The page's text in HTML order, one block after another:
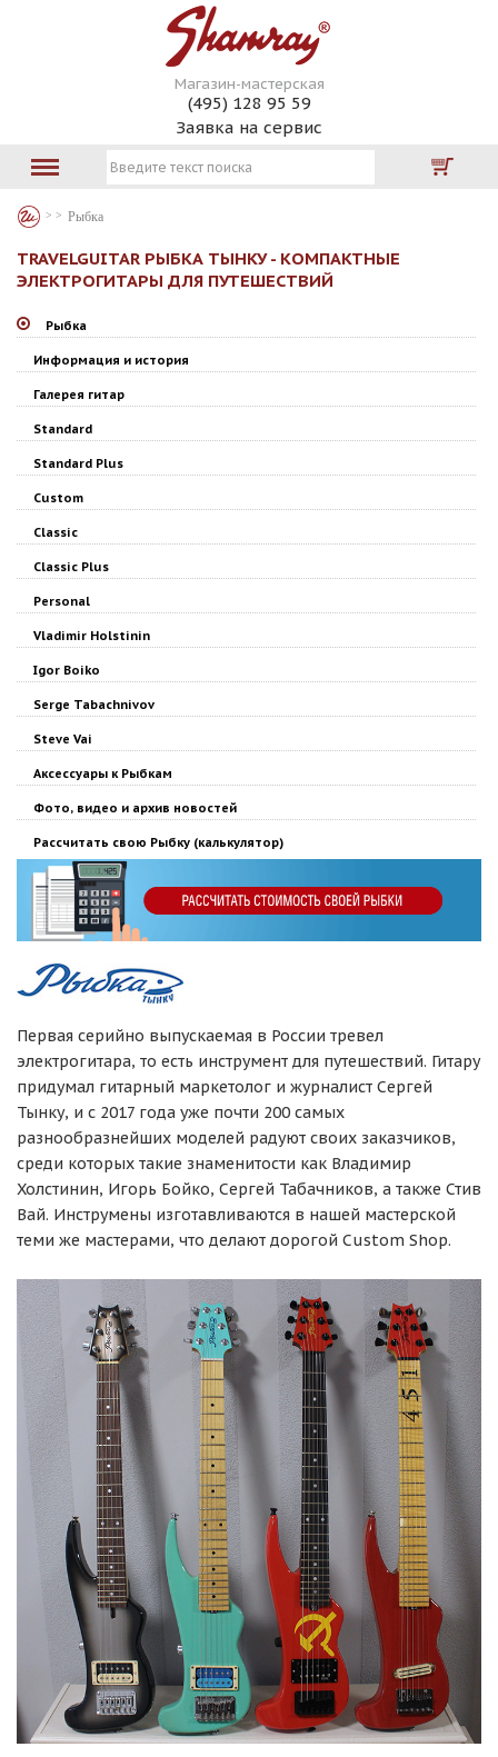
Магазин-мастерская
(495) 128 95 59
Заявка на сервис
Рыбка
TRAVELGUITAR РЫБКА ТЫНКУ - КОМПАКТНЫЕ
ЭЛЕКТРОГИТАРЫ ДЛЯ ПУТЕШЕСТВИЙ
Рыбка
Информация и история
Галерея гитар
Standard
Standard Plus
Custom
Classic
Classic Plus
Personal
Vladimir Holstinin
Igor Boiko
Serge Tabachnivov
Steve Vai
Аксессуары к Рыбкам
Фото, видео и архив новостей
Рассчитать свою Рыбку (калькулятор)
Первая серийно выпускаемая в России тревел
электрогитара, то есть инструмент для путешествий. Гитару
придумал гитарный маркетолог и журналист Сергей
Тынку, и с 2017 года уже почти 200 самых
разнообразнейших моделей радуют своих заказчиков,
среди которых такие знаменитости как Владимир
Холстинин, Игорь Бойко, Сергей Табачников, а также Стив
Вай. Инструмены изготавливаются в нашей мастерской
теми же мастерами, что делают дорогой Custom Shop.